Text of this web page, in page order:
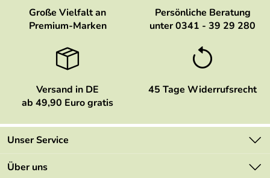
Große Vielfalt an
Premium-Marken
Persönliche Beratung
unter 0341 - 39 29 280
Versand in DE
ab 49,90 Euro gratis
45 Tage Widerrufsrecht
Unser Service
Kontakt
Über uns